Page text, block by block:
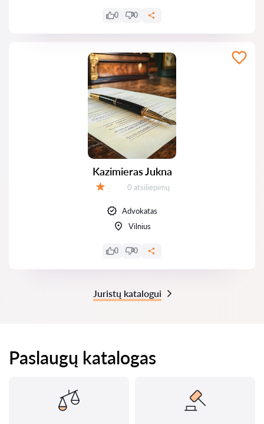
0 0
Kazimieras Jukna
Atsiliepimų:
0 atsiliepimų
Advokatas
Vilnius
0 0
Juristų katalogui
Paslaugų katalogas